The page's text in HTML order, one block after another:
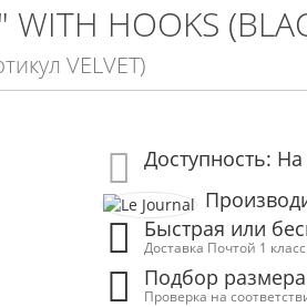
WITH HOOKS
VELVET)
Доступность: На
Быстрая или
Доставка Почтой 1
Подбор размера
Проверка на